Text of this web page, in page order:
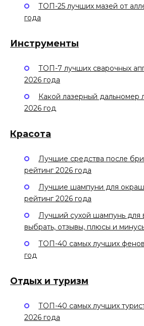
ТОП-25 лучших мазей от
года
Инструменты
ТОП-7 лучших сварочных
2026 года
Какой лазерный дальномер
2026 год
Красота
Лучшие средства после
рейтинг 2026 года
Лучшие шампуни для
рейтинг 2026 года
Лучший сухой шампунь для
выбрать, отзывы, плюсы и
ТОП-40 самых лучших
год
Отдых и туризм
ТОП-40 самых лучших
2026 года